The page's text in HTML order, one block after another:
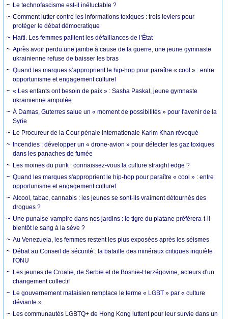
Le technofascisme est-il inéluctable ?
Comment lutter contre les informations toxiques : trois leviers pour
protéger le débat démocratique
Haïti. Les femmes pallient les défaillances de l’État
Après avoir perdu une jambe à cause de la guerre, une jeune gymnaste
ukrainienne refuse de baisser les bras
Quand les marques s’approprient le hip-hop pour paraître « cool » : entre
opportunisme et engagement culturel
« Les enfants ont besoin de paix » : Sasha Paskal, jeune gymnaste
ukrainienne amputée
À Damas, Guterres salue un « moment de possibilités » pour l'avenir de la
Syrie
Le Procureur de la Cour pénale internationale Karim Khan révoqué
Incendies : développer un « drone-avion » pour détecter les gaz toxiques
dans les panaches de fumée
Les moines du punk : connaissez-vous la culture straight edge ?
Quand les marques s'approprient le hip-hop pour paraître « cool » : entre
opportunisme et engagement culturel
Alcool, tabac, cannabis : les jeunes se sont-ils vraiment détournés des
drogues ?
Une punaise-vampire dans nos jardins : le tigre du platane préférera-t-il
bientôt le sang à la sève ?
Au Venezuela, les femmes restent les plus exposées après les séismes
Débat au Conseil de sécurité : la bataille des minéraux critiques inquiète
l'ONU
Les jeunes de Croatie, de Serbie et de Bosnie-Herzégovine, acteurs d'un
changement collectif
Le gouvernement malaisien remplace le terme « LGBT » par « culture
déviante »
Les communautés LGBTQ+ de Hong Kong luttent pour leur survie dans un